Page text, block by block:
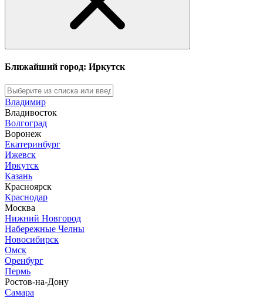
Ближайший город: Иркутск
Владимир
Владивосток
Волгоград
Воронеж
Екатеринбург
Ижевск
Иркутск
Казань
Красноярск
Краснодар
Москва
Нижний Новгород
Набережные Челны
Новосибирск
Омск
Оренбург
Пермь
Ростов-на-Дону
Самара